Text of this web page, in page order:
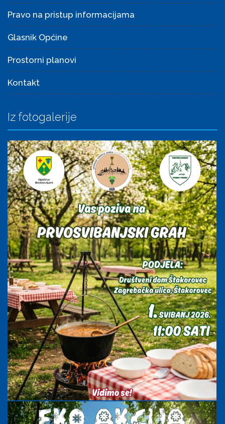
Pravo na pristup informacijama
Glasnik Općine
Prostorni planovi
Kontakt
Iz fotogalerije